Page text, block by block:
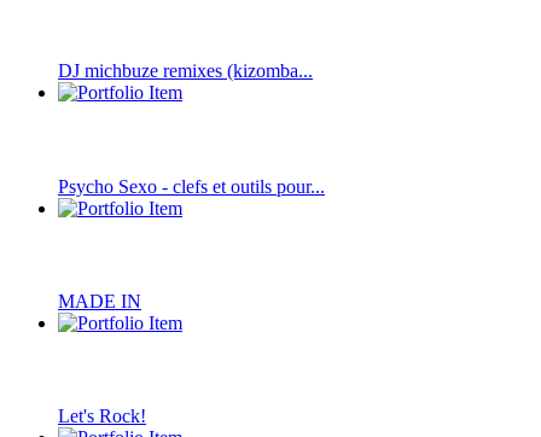
DJ michbuze remixes (kizomba...
Psycho Sexo - clefs et outils pour...
MADE IN
Let's Rock!